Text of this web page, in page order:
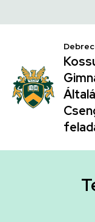
|
Kossuth
Lajos
Gyakorló
Általános
a